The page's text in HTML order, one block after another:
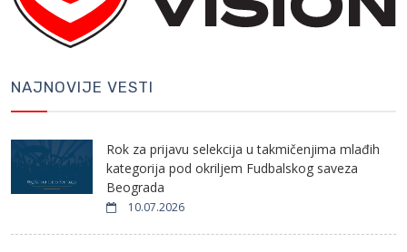
NAJNOVIJE VESTI
Rok za prijavu selekcija u takmičenjima mlađih
kategorija pod okriljem Fudbalskog saveza
Beograda
10.07.2026